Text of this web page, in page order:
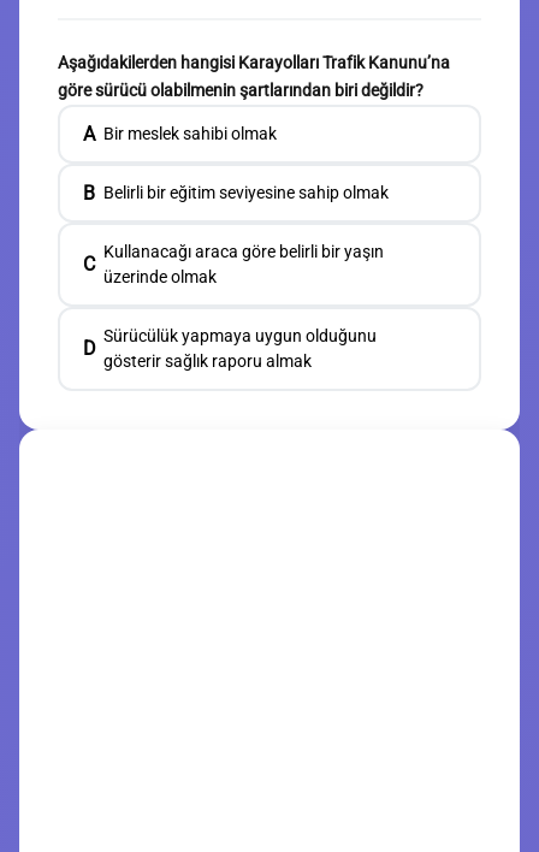
Aşağıdakilerden hangisi Karayolları Trafik Kanunu’na
göre sürücü olabilmenin şartlarından biri değildir?
A Bir meslek sahibi olmak
B Belirli bir eğitim seviyesine sahip olmak
C
Kullanacağı araca göre belirli bir yaşın
üzerinde olmak
D
Sürücülük yapmaya uygun olduğunu
gösterir sağlık raporu almak